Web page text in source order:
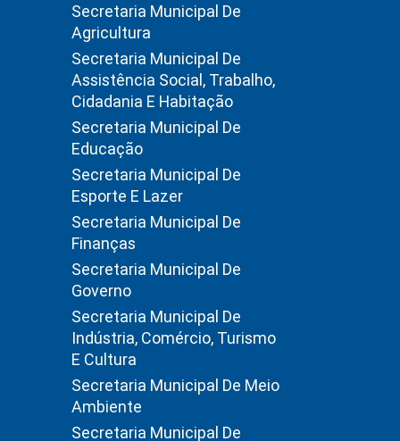
Secretaria Municipal De
Agricultura
Secretaria Municipal De
Assistência Social, Trabalho,
Cidadania E Habitação
Secretaria Municipal De
Educação
Secretaria Municipal De
Esporte E Lazer
Secretaria Municipal De
Finanças
Secretaria Municipal De
Governo
Secretaria Municipal De
Indústria, Comércio, Turismo
E Cultura
Secretaria Municipal De Meio
Ambiente
Secretaria Municipal De